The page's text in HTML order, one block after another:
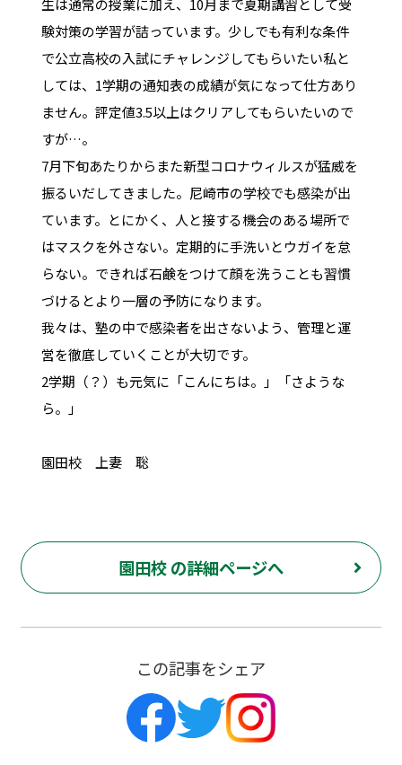
生は通常の授業に加え、10月まで夏期講習として受
験対策の学習が詰っています。少しでも有利な条件
で公立高校の入試にチャレンジしてもらいたい私と
しては、1学期の通知表の成績が気になって仕方あり
ません。評定値3.5以上はクリアしてもらいたいので
すが…。
7月下旬あたりからまた新型コロナウィルスが猛威を
振るいだしてきました。尼崎市の学校でも感染が出
ています。とにかく、人と接する機会のある場所で
はマスクを外さない。定期的に手洗いとウガイを怠
らない。できれば石鹸をつけて顔を洗うことも習慣
づけるとより一層の予防になります。
我々は、塾の中で感染者を出さないよう、管理と運
営を徹底していくことが大切です。
2学期（？）も元気に「こんにちは。」「さような
ら。」
園田校 上妻 聡
園田校 の詳細ページへ
この記事をシェア